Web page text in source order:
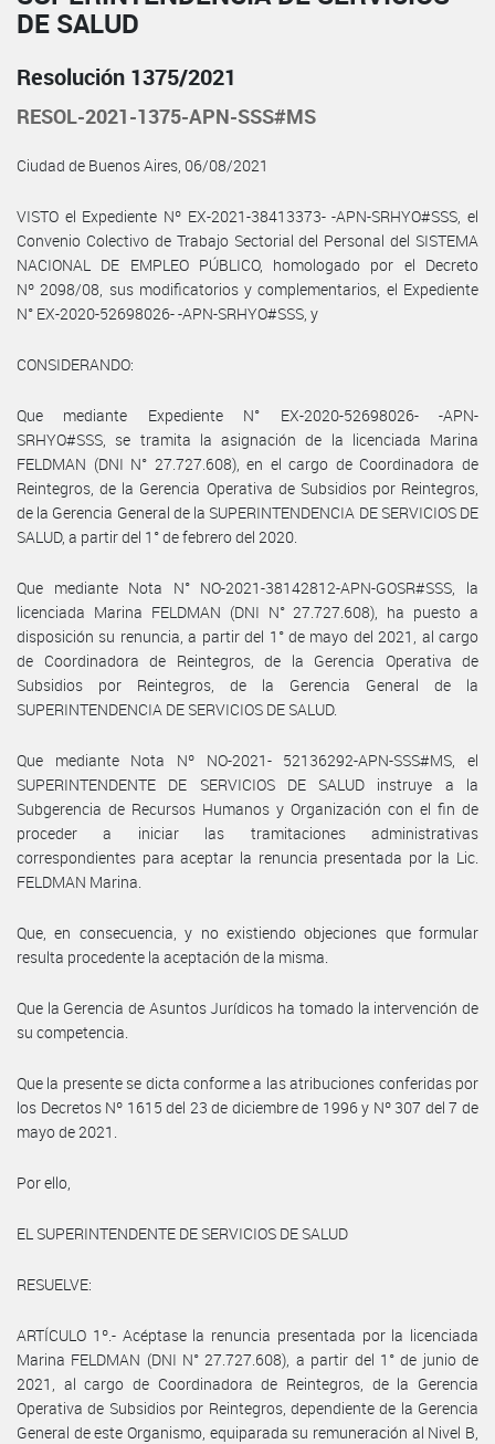
DE SALUD
Resolución 1375/2021
RESOL-2021-1375-APN-SSS#MS
Ciudad de Buenos Aires, 06/08/2021
VISTO el Expediente Nº EX-2021-38413373- -APN-SRHYO#SSS, el
Convenio Colectivo de Trabajo Sectorial del Personal del SISTEMA
NACIONAL DE EMPLEO PÚBLICO, homologado por el Decreto
Nº 2098/08, sus modificatorios y complementarios, el Expediente
N° EX-2020-52698026- -APN-SRHYO#SSS, y
CONSIDERANDO:
Que mediante Expediente N° EX-2020-52698026- -APN-
SRHYO#SSS, se tramita la asignación de la licenciada Marina
FELDMAN (DNI N° 27.727.608), en el cargo de Coordinadora de
Reintegros, de la Gerencia Operativa de Subsidios por Reintegros,
de la Gerencia General de la SUPERINTENDENCIA DE SERVICIOS DE
SALUD, a partir del 1° de febrero del 2020.
Que mediante Nota N° NO-2021-38142812-APN-GOSR#SSS, la
licenciada Marina FELDMAN (DNI N° 27.727.608), ha puesto a
disposición su renuncia, a partir del 1° de mayo del 2021, al cargo
de Coordinadora de Reintegros, de la Gerencia Operativa de
Subsidios por Reintegros, de la Gerencia General de la
SUPERINTENDENCIA DE SERVICIOS DE SALUD.
Que mediante Nota Nº NO-2021- 52136292-APN-SSS#MS, el
SUPERINTENDENTE DE SERVICIOS DE SALUD instruye a la
Subgerencia de Recursos Humanos y Organización con el fin de
proceder a iniciar las tramitaciones administrativas
correspondientes para aceptar la renuncia presentada por la Lic.
FELDMAN Marina.
Que, en consecuencia, y no existiendo objeciones que formular
resulta procedente la aceptación de la misma.
Que la Gerencia de Asuntos Jurídicos ha tomado la intervención de
su competencia.
Que la presente se dicta conforme a las atribuciones conferidas por
los Decretos Nº 1615 del 23 de diciembre de 1996 y Nº 307 del 7 de
mayo de 2021.
Por ello,
EL SUPERINTENDENTE DE SERVICIOS DE SALUD
RESUELVE:
ARTÍCULO 1º.- Acéptase la renuncia presentada por la licenciada
Marina FELDMAN (DNI N° 27.727.608), a partir del 1° de junio de
2021, al cargo de Coordinadora de Reintegros, de la Gerencia
Operativa de Subsidios por Reintegros, dependiente de la Gerencia
General de este Organismo, equiparada su remuneración al Nivel B,